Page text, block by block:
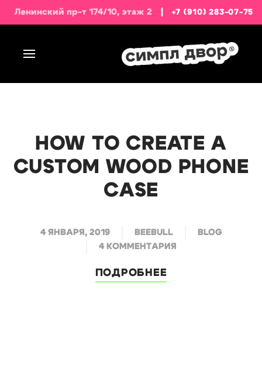
Ленинский пр-т 174/10, этаж 2 +7 (910) 283-07-75
HOW TO CREATE A
CUSTOM WOOD PHONE
CASE
4 ЯНВАРЯ, 2019 BEEBULL
BLOG
4 КОММЕНТАРИЯ
ПОДРОБНЕЕ